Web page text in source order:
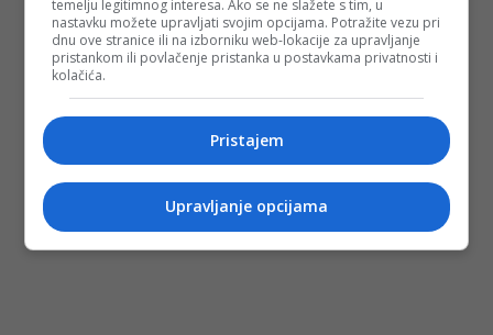
temelju legitimnog interesa. Ako se ne slažete s tim, u
nastavku možete upravljati svojim opcijama. Potražite vezu pri
dnu ove stranice ili na izborniku web-lokacije za upravljanje
pristankom ili povlačenje pristanka u postavkama privatnosti i
kolačića.
Pristajem
Upravljanje opcijama